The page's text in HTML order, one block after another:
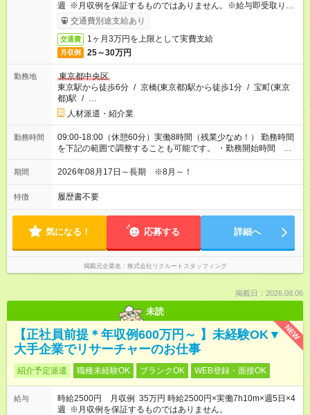
週 ※月収例を保証するものではありません。※給与即受取りサ
ービス利用可（利用条件有）
交通費別途支給あり
交通費 1ヶ月3万円を上限として実費支給
月収例 25～30万円
勤務地
東京都中央区
東京駅から徒歩6分 / 京橋(東京都)駅から徒歩1分 / 宝町(東京
都)駅 / …
人材派遣・紹介業
勤務時間
09:00-18:00（休憩60分）実働8時間（残業少なめ！） 勤務時間
を下記の範囲で調整することも可能です。 ・勤務開始時間
09:00～10:00 ・勤務終了時間 18:00～19:00
期間 2026年08月17日～長期 ※8月～！
特徴 履歴書不要
気になる！ 応募する 詳細へ
掲載元企業名 株式会社リクルートスタッフィング
掲載日：2026.08.06
未読
NEW
【正社員前提＊年収例600万円～ 】未経験OK▼
大手企業でリサーチャーのお仕事
紹介予定派遣 職種未経験OK ブランクOK WEB登録・面接OK
給与
時給2500円 月収例 35万円 時給2500円×実働7h10m×週5日×4
週 ※月収例を保証するものではありません。